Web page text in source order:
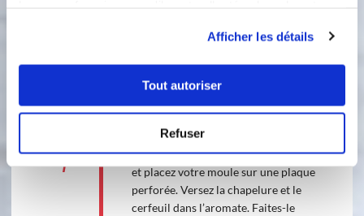
Afficher les détails
Tout autoriser
Refuser
3
mandoline. Faites-les revenir dans
de sel pendant 3 minutes. Réservez.
4
Préchauffez votre four à 180°C (th. 6)
et placez votre moule sur une plaque
perforée. Versez la chapelure et le
cerfeuil dans l’aromate. Faites-le